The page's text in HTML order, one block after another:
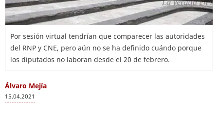
Por sesión virtual tendrían que comparecer las autoridades
del RNP y CNE, pero aún no se ha definido cuándo porque
los diputados no laboran desde el 20 de febrero.
Álvaro Mejía
15.04.2021